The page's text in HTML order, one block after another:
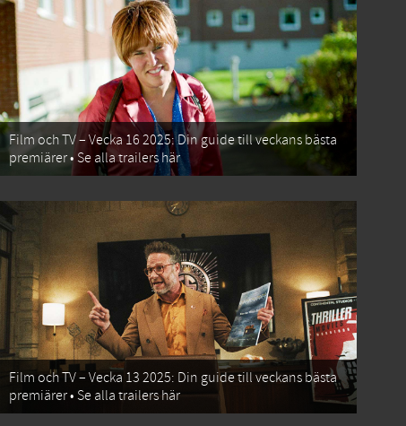
Film och TV – Vecka 16 2025: Din guide till veckans bästa
premiärer • Se alla trailers här
Film och TV – Vecka 13 2025: Din guide till veckans bästa
premiärer • Se alla trailers här